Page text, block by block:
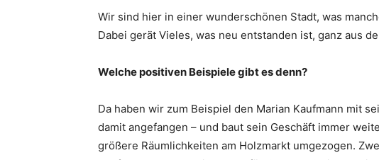
Wir sind hier in einer wunderschönen Stadt, was
Dabei gerät Vieles, was neu entstanden ist, ganz aus
Welche positiven Beispiele gibt es denn?
Da haben wir zum Beispiel den Marian Kaufmann mit
damit angefangen – und baut sein Geschäft immer
größere Räumlichkeiten am Holzmarkt umgezogen.